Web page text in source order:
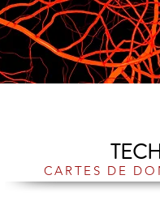
CARTES DE